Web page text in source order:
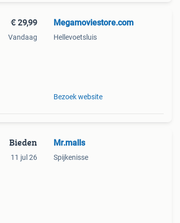
€ 29,99
Vandaag
Megamoviestore.com
Hellevoetsluis
Bezoek website
Bieden
11 jul 26
Mr.malls
Spijkenisse